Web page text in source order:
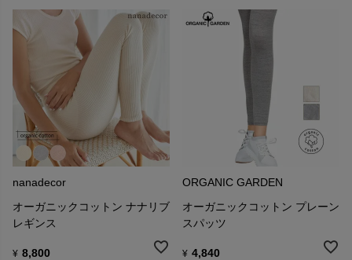
nanadecor
オーガニックコットン ナナリブ
レギンス
¥ 8,800
ORGANIC GARDEN
オーガニックコットン プレーン
スパッツ
¥ 4,840